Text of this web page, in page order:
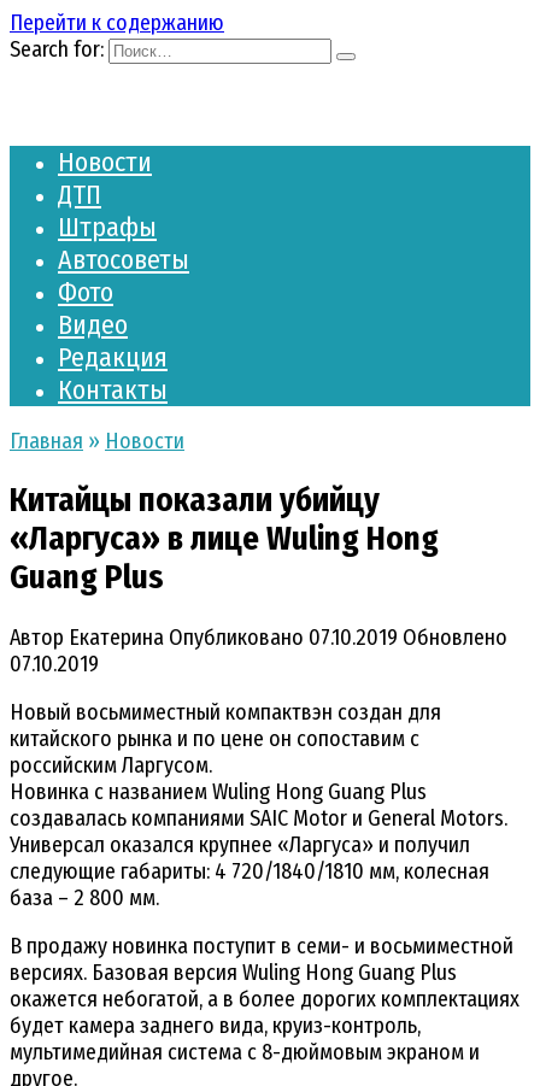
Перейти к содержанию
Search for:
Новости
ДТП
Штрафы
Автосоветы
Фото
Видео
Редакция
Контакты
Главная » Новости
Китайцы показали убийцу
«Ларгуса» в лице Wuling Hong
Guang Plus
Автор Екатерина Опубликовано 07.10.2019 Обновлено
07.10.2019
Новый восьмиместный компактвэн создан для
китайского рынка и по цене он сопоставим с
российским Ларгусом.
Новинка с названием Wuling Hong Guang Plus
создавалась компаниями SAIC Motor и General Motors.
Универсал оказался крупнее «Ларгуса» и получил
следующие габариты: 4 720/1840/1810 мм, колесная
база – 2 800 мм.
В продажу новинка поступит в семи- и восьмиместной
версиях. Базовая версия Wuling Hong Guang Plus
окажется небогатой, а в более дорогих комплектациях
будет камера заднего вида, круиз-контроль,
мультимедийная система с 8-дюймовым экраном и
другое.